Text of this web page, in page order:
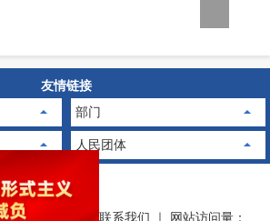
友情链接
部门
人民团体
｜ ｜联系我们 ｜ 网站访问量：